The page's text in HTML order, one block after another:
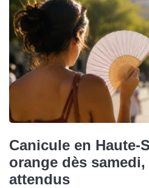
Canicule en Haute-
orange dès samedi,
attendus